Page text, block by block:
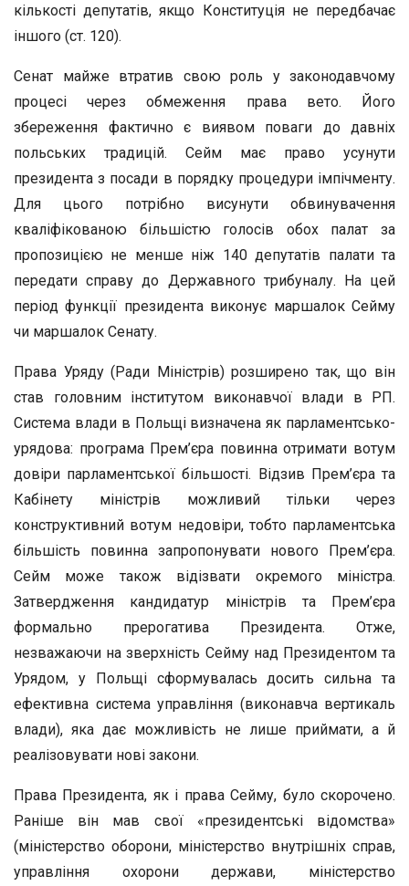
кількості депутатів, якщо Конституція не передбачає
іншого (ст. 120).
Сенат майже втратив свою роль у законодавчому
процесі через обмеження права вето. Його
збереження фактично є виявом поваги до давніх
польських традицій. Сейм має право усунути
президента з посади в порядку процедури імпічменту.
Для цього потрібно висунути обвинувачення
кваліфікованою більшістю голосів обох палат за
пропозицією не менше ніж 140 депутатів палати та
передати справу до Державного трибуналу. На цей
період функції президента виконує маршалок Сейму
чи маршалок Сенату.
Права Уряду (Ради Міністрів) розширено так, що він
став головним інститутом виконавчої влади в РП.
Система влади в Польщі визначена як парламентсько-
урядова: програма Прем’єра повинна отримати вотум
довіри парламентської більшості. Відзив Прем’єра та
Кабінету міністрів можливий тільки через
конструктивний вотум недовіри, тобто парламентська
більшість повинна запропонувати нового Прем’єра.
Сейм може також відізвати окремого міністра.
Затвердження кандидатур міністрів та Прем’єра
формально прерогатива Президента. Отже,
незважаючи на зверхність Сейму над Президентом та
Урядом, у Польщі сформувалась досить сильна та
ефективна система управління (виконавча вертикаль
влади), яка дає можливість не лише приймати, а й
реалізовувати нові закони.
Права Президента, як і права Сейму, було скорочено.
Раніше він мав свої «президентські відомства»
(міністерство оборони, міністерство внутрішніх справ,
управління охорони держави, міністерство